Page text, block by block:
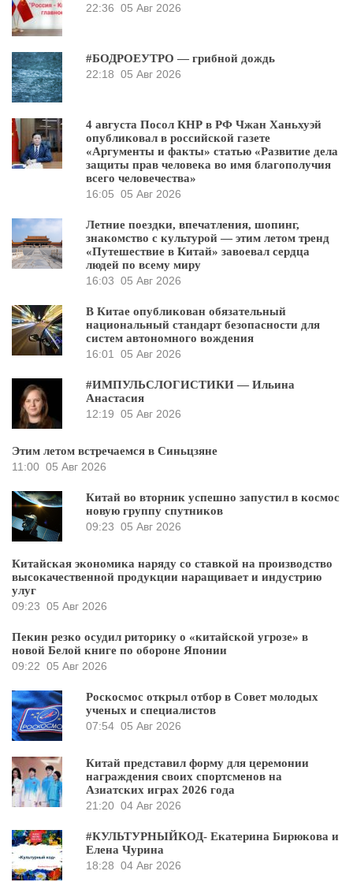
22:36 05 Авг 2026
#БОДРОЕУТРО — грибной дождь
22:18 05 Авг 2026
4 августа Посол КНР в РФ Чжан Ханьхуэй
опубликовал в российской газете
«Аргументы и факты» статью «Развитие дела
защиты прав человека во имя благополучия
всего человечества»
16:05 05 Авг 2026
Летние поездки, впечатления, шопинг,
знакомство с культурой — этим летом тренд
«Путешествие в Китай» завоевал сердца
людей по всему миру
16:03 05 Авг 2026
В Китае опубликован обязательный
национальный стандарт безопасности для
систем автономного вождения
16:01
05 Авг 2026
#ИМПУЛЬСЛОГИСТИКИ — Ильина
Анастасия
12:19 05 Авг 2026
Этим летом встречаемся в Синьцзяне
11:00 05 Авг 2026
Китай во вторник успешно запустил в космос
новую группу спутников
09:23 05 Авг 2026
Китайская экономика наряду со ставкой на производство
высокачественной продукции наращивает и индустрию
улуг
09:23 05 Авг 2026
Пекин резко осудил риторику о «китайской угрозе» в
новой Белой книге по обороне Японии
09:22 05 Авг 2026
Роскосмос открыл отбор в Совет молодых
ученых и специалистов
07:54 05 Авг 2026
Китай представил форму для церемонии
награждения своих спортсменов на
Азиатских играх 2026 года
21:20 04 Авг 2026
#КУЛЬТУРНЫЙКОД- Екатерина Бирюкова и
Елена Чурина
18:28 04 Авг 2026